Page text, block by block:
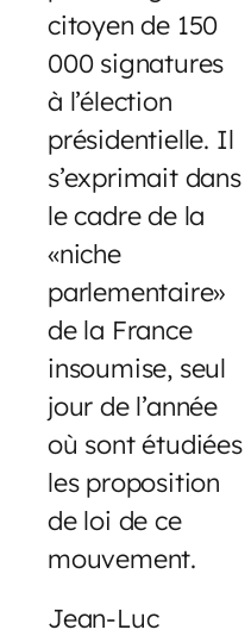
citoyen de 150
000 signatures
à l’élection
présidentielle. Il
s’exprimait dans
le cadre de la
«niche
parlementaire»
de la France
insoumise, seul
jour de l’année
où sont étudiées
les proposition
de loi de ce
mouvement.
Jean-Luc